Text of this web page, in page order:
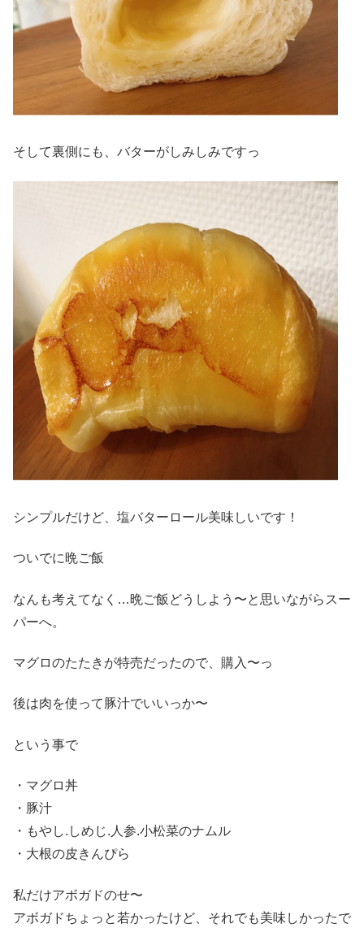
そして裏側にも、バターがしみしみですっ
シンプルだけど、塩バターロール美味しいです！
ついでに晩ご飯
なんも考えてなく…晩ご飯どうしよう〜と思いながらスー
パーへ。
マグロのたたきが特売だったので、購入〜っ
後は肉を使って豚汁でいいっか〜
という事で
・マグロ丼
・豚汁
・もやし.しめじ.人参.小松菜のナムル
・大根の皮きんぴら
私だけアボガドのせ〜
アボガドちょっと若かったけど、それでも美味しかったで